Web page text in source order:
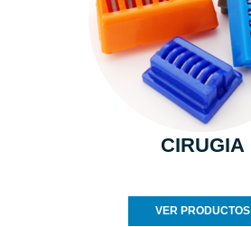
CIRUGIA
VER PRODUCTOS